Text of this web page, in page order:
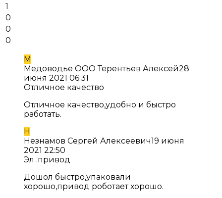
1
0
0
0
М
Медоводье ООО Терентьев Алексей28
июня 2021 06:31
Отличное качество
Отличное качество,удобно и быстро
работать.
Н
Незнамов Сергей Алексеевич19 июня
2021 22:50
Эл .привод
Дошол быстро,упаковали
хорошо,привод роботает хорошо.